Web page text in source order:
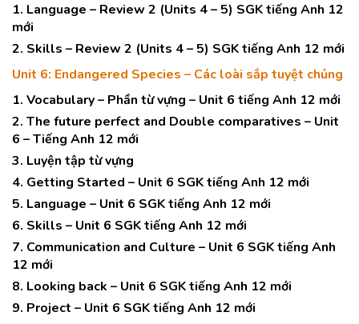
1. Language – Review 2 (Units 4 – 5) SGK tiếng Anh 12
mới
2. Skills – Review 2 (Units 4 – 5) SGK tiếng Anh 12 mới
Unit 6: Endangered Species – Các loài sắp tuyệt chủng
1. Vocabulary – Phần từ vựng – Unit 6 tiếng Anh 12 mới
2. The future perfect and Double comparatives – Unit
6 – Tiếng Anh 12 mới
3. Luyện tập từ vựng
4. Getting Started – Unit 6 SGK tiếng Anh 12 mới
5. Language – Unit 6 SGK tiếng Anh 12 mới
6. Skills – Unit 6 SGK tiếng Anh 12 mới
7. Communication and Culture – Unit 6 SGK tiếng Anh
12 mới
8. Looking back – Unit 6 SGK tiếng Anh 12 mới
9. Project – Unit 6 SGK tiếng Anh 12 mới